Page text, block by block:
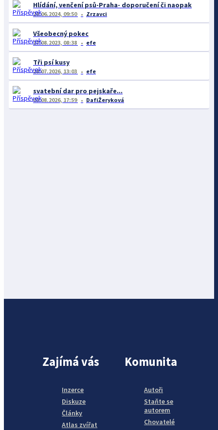
Hlídání, venčení psů-Praha- doporučení či naopak
28.06.2024, 09:50 Zrzavci
Všeobecný pokec
17.08.2023, 08:38 efe
Tři psí kusy
28.07.2026, 13:03 efe
svatební dar pro pejskaře...
03.08.2026, 17:59 DafiŽeryková
Zajímá vás
Inzerce
Diskuze
Články
Atlas zvířat
Komunita
Autoři
Staňte se
autorem
Chovatelé